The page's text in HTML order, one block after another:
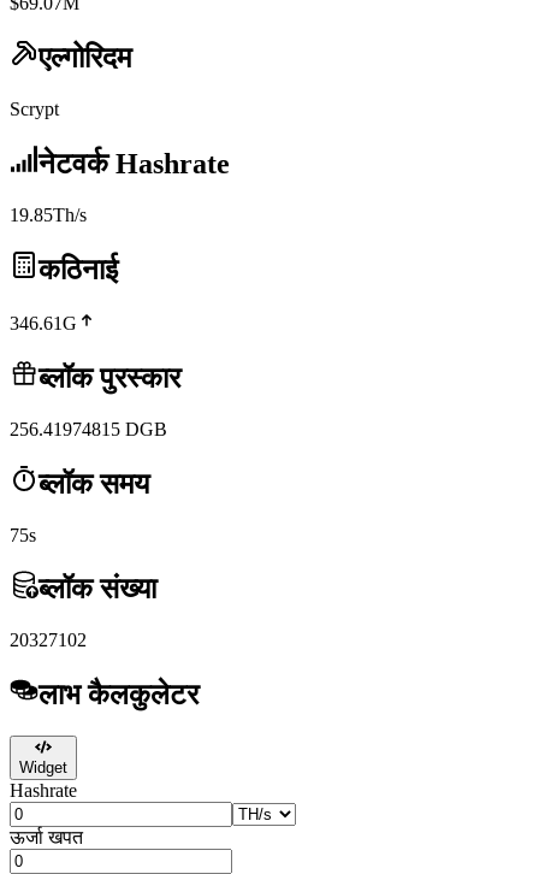
एल्गोरिदम
Scrypt
नेटवर्क Hashrate
19.85Th/s
कठिनाई
346.61G
ब्लॉक पुरस्कार
256.41974815 DGB
ब्लॉक समय
75s
ब्लॉक संख्या
20327102
लाभ कैलकुलेटर
Widget
Hashrate
ऊर्जा खपत